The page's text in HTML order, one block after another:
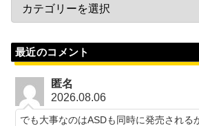
最近のコメント
匿名
2026.08.06
でも大事なのはASDも同時に発売される